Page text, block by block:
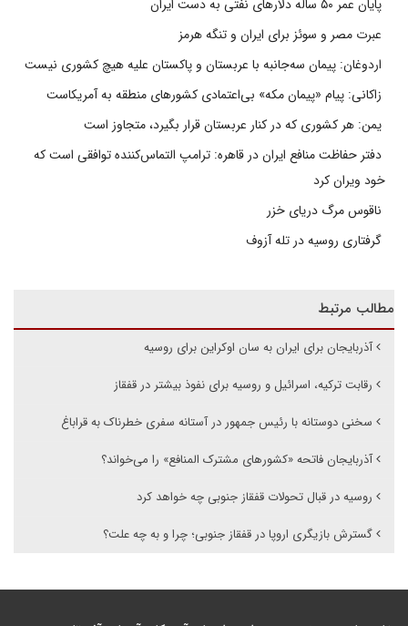
پایان عمر ۵۰ ساله دلارهای نفتی به دست ایران
عبرت مصر و سوئز برای ایران و تنگه هرمز
اردوغان: پیمان سه‌جانبه با عربستان و پاکستان علیه هیچ کشوری نیست
زاکانی: پیام «پیمان مکه» بی‌اعتمادی کشورهای منطقه به آمریکاست
یمن: هر کشوری که در کنار عربستان قرار بگیرد، متجاوز است
دفتر حفاظت منافع ایران در قاهره: ترامپ التماس‌کننده توافقی است که
خود ویران کرد
ناقوس مرگ دریای خزر
گرفتاری روسیه در تله آزوف
مطالب مرتبط
آذربایجان برای ایران به سان اوکراین برای روسیه
رقابت ترکیه، اسرائیل و روسیه برای نفوذ بیشتر در قفقاز
سخنی دوستانه با رئیس جمهور در آستانه سفری خطرناک به قراباغ
آذربایجان فاتحه «کشورهای مشترک المنافع» را می‌خواند؟
روسیه در قبال تحولات قفقاز جنوبی چه خواهد کرد
گسترش بازیگری اروپا در قفقاز جنوبی؛ چرا و به چه علت؟